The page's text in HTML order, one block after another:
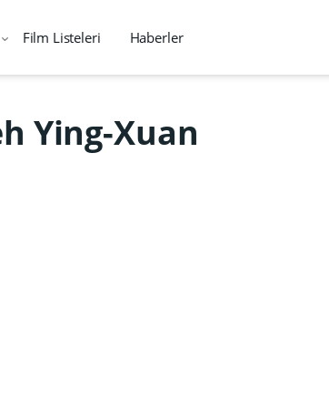
Film Listeleri Haberler
Ying-Xuan